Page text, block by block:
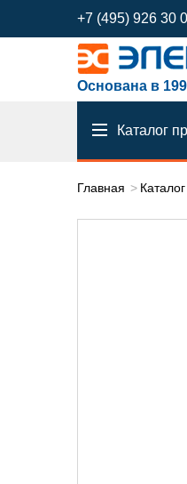
+7 (495) 926 30
Основана в
Каталог
Главная Каталог